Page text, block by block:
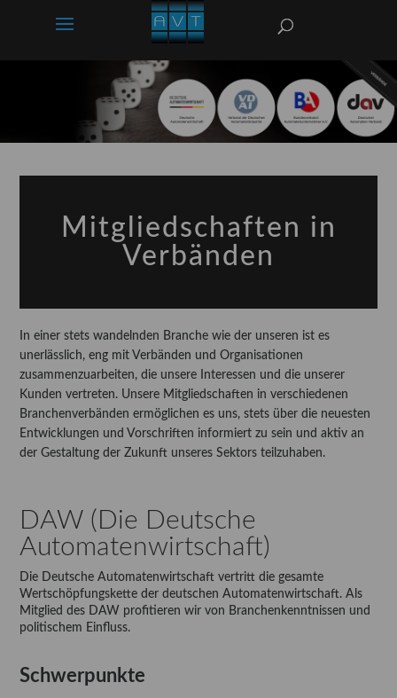
Mitgliedschaften in
Verbänden
In einer stets wandelnden Branche wie der unseren ist es
unerlässlich, eng mit Verbänden und Organisationen
zusammenzuarbeiten, die unsere Interessen und die unserer
Kunden vertreten. Unsere Mitgliedschaften in verschiedenen
Branchenverbänden ermöglichen es uns, stets über die neuesten
Entwicklungen und Vorschriften informiert zu sein und aktiv an
der Gestaltung der Zukunft unseres Sektors teilzuhaben.
DAW (Die Deutsche
Automatenwirtschaft)
Die Deutsche Automatenwirtschaft vertritt die gesamte
Wertschöpfungskette der deutschen Automatenwirtschaft. Als
Mitglied des DAW profitieren wir von Branchenkenntnissen und
politischem Einfluss.
Schwerpunkte